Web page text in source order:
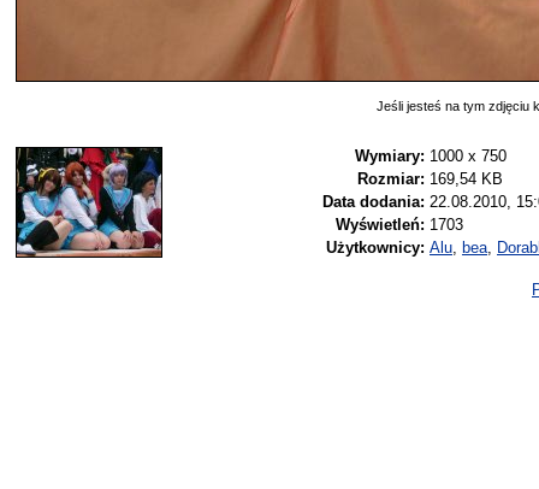
Jeśli jesteś na tym zdjęciu
Wymiary: 1000 x 750
Rozmiar: 169,54 KB
Data dodania: 22.08.2010,
Wyświetleń: 1703
Użytkownicy: Alu bea